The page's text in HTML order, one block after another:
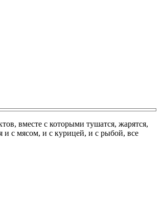
вместе с которыми тушатся, жарятся,
и с мясом, и с курицей, и с рыбой, все